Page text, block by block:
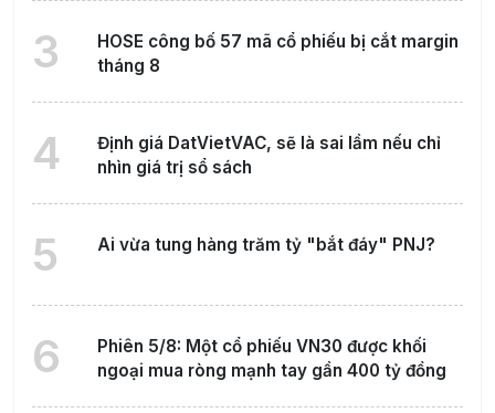
3
HOSE công bố 57 mã cổ phiếu bị cắt margin
tháng 8
4
Định giá DatVietVAC, sẽ là sai lầm nếu chỉ
nhìn giá trị sổ sách
5 Ai vừa tung hàng trăm tỷ "bắt đáy" PNJ?
6
Phiên 5/8: Một cổ phiếu VN30 được khối
ngoại mua ròng mạnh tay gần 400 tỷ đồng